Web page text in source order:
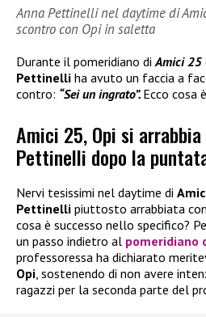
Anna Pettinelli nel daytime di
scontro con Opi in saletta
Durante il pomeridiano diAmici 25
Pettinelli ha avuto un faccia a
contro: “Sei un ingrato”. Ecco cosa
Amici 25, Opi si arrabbia
Pettinelli dopo la
Nervi tesissimi nel daytime di
Pettinelli piuttosto arrabbiata
cosa è successo nello specifico?
un passo indietro al pomeridiano
professoressa ha dichiarato
Opi, sostenendo di non avere
ragazzi per la seconda parte del